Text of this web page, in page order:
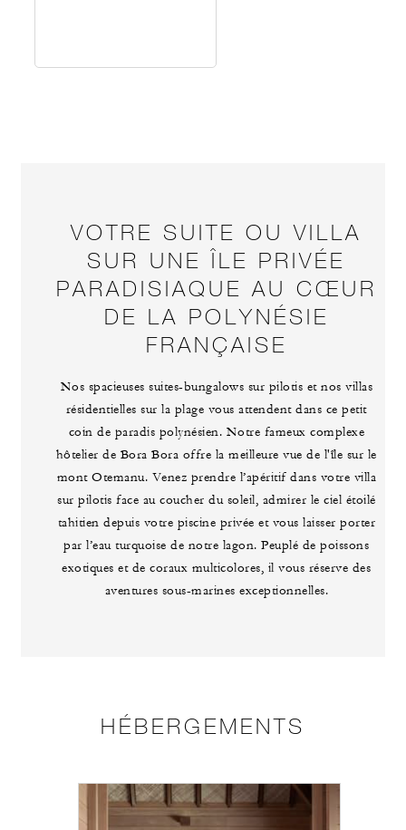
VOTRE SUITE OU VILLA
SUR UNE ÎLE PRIVÉE
PARADISIAQUE AU CŒUR
DE LA POLYNÉSIE
FRANÇAISE
Nos spacieuses suites-bungalows sur pilotis et nos villas
résidentielles sur la plage vous attendent dans ce petit
coin de paradis polynésien. Notre fameux complexe
hôtelier de Bora Bora offre la meilleure vue de l'île sur le
mont Otemanu. Venez prendre l’apéritif dans votre villa
sur pilotis face au coucher du soleil, admirer le ciel étoilé
tahitien depuis votre piscine privée et vous laisser porter
par l’eau turquoise de notre lagon. Peuplé de poissons
exotiques et de coraux multicolores, il vous réserve des
aventures sous-marines exceptionnelles.
HÉBERGEMENTS